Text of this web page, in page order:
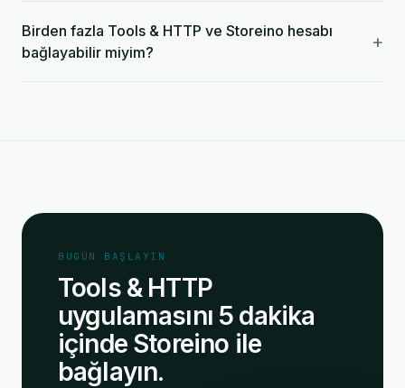
Birden fazla Tools & HTTP ve Storeino hesabı
bağlayabilir miyim?
+
BUGÜN BAŞLAYIN
Tools & HTTP
uygulamasını 5 dakika
içinde Storeino ile
bağlayın.